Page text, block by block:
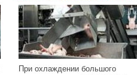
При охлаждении большого